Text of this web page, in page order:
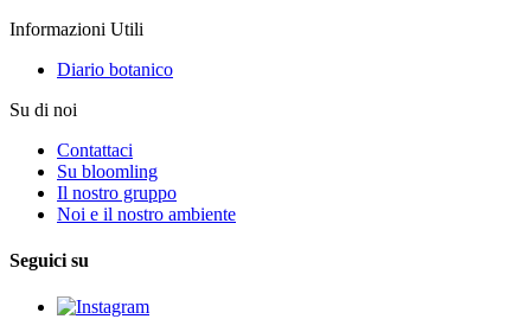
Informazioni Utili
Diario botanico
Su di noi
Contattaci
Su bloomling
Il nostro gruppo
Noi e il nostro ambiente
Seguici su